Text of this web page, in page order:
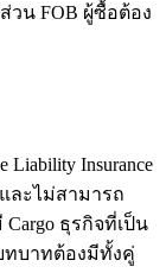
วน FOB ผู้ซื้อต้อง
Liability Insurance
ละไม่สามารถ
ธุรกิจที่เป็น
ทบาทต้องมีทั้งคู่